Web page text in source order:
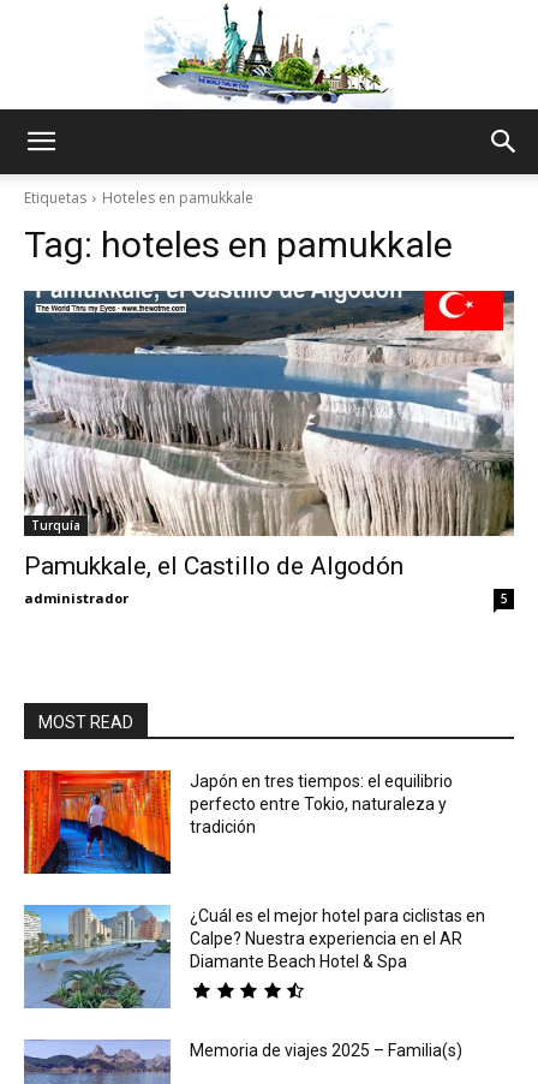
World
Thru
My
Etiquetas Hoteles en pamukkale
Tag: hoteles en pamukkale
Turquía
Pamukkale, el Castillo de Algodón
administrador 5
MOST READ
Japón en tres tiempos: el equilibrio
perfecto entre Tokio, naturaleza y
tradición
¿Cuál es el mejor hotel para ciclistas en
Calpe? Nuestra experiencia en el AR
Diamante Beach Hotel & Spa
Memoria de viajes 2025 – Familia(s)